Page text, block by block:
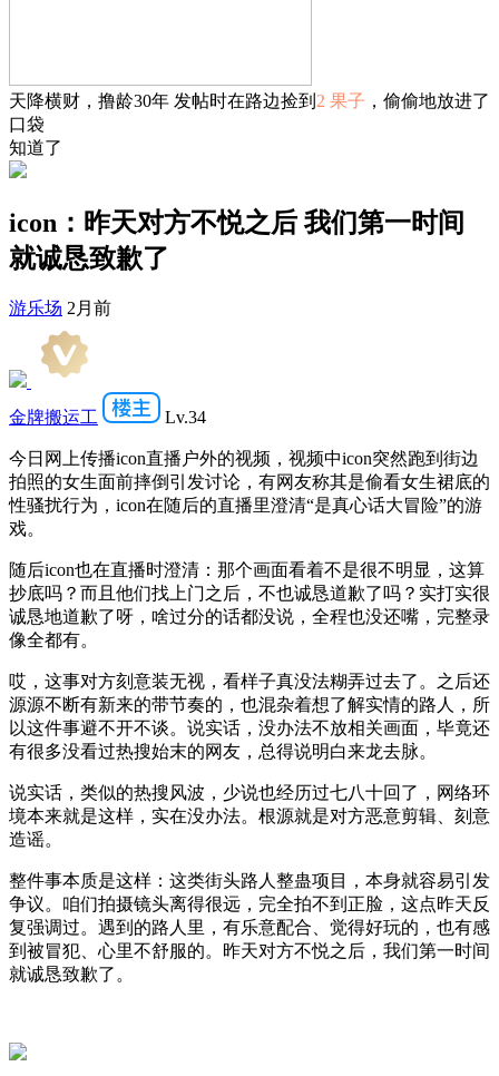
天降横财，撸龄30年 发帖时在路边捡到 2 果子 ，偷偷地放进了
口袋
知道了
icon：昨天对方不悦之后 我们第一时间
就诚恳致歉了
游乐场 2月前
金牌搬运工 Lv.34
今日网上传播icon直播户外的视频，视频中icon突然跑到街边
拍照的女生面前摔倒引发讨论，有网友称其是偷看女生裙底的
性骚扰行为，icon在随后的直播里澄清“是真心话大冒险”的游
戏。
随后icon也在直播时澄清：那个画面看着不是很不明显，这算
抄底吗？而且他们找上门之后，不也诚恳道歉了吗？实打实很
诚恳地道歉了呀，啥过分的话都没说，全程也没还嘴，完整录
像全都有。
哎，这事对方刻意装无视，看样子真没法糊弄过去了。之后还
源源不断有新来的带节奏的，也混杂着想了解实情的路人，所
以这件事避不开不谈。说实话，没办法不放相关画面，毕竟还
有很多没看过热搜始末的网友，总得说明白来龙去脉。
说实话，类似的热搜风波，少说也经历过七八十回了，网络环
境本来就是这样，实在没办法。根源就是对方恶意剪辑、刻意
造谣。
整件事本质是这样：这类街头路人整蛊项目，本身就容易引发
争议。咱们拍摄镜头离得很远，完全拍不到正脸，这点昨天反
复强调过。遇到的路人里，有乐意配合、觉得好玩的，也有感
到被冒犯、心里不舒服的。昨天对方不悦之后，我们第一时间
就诚恳致歉了。